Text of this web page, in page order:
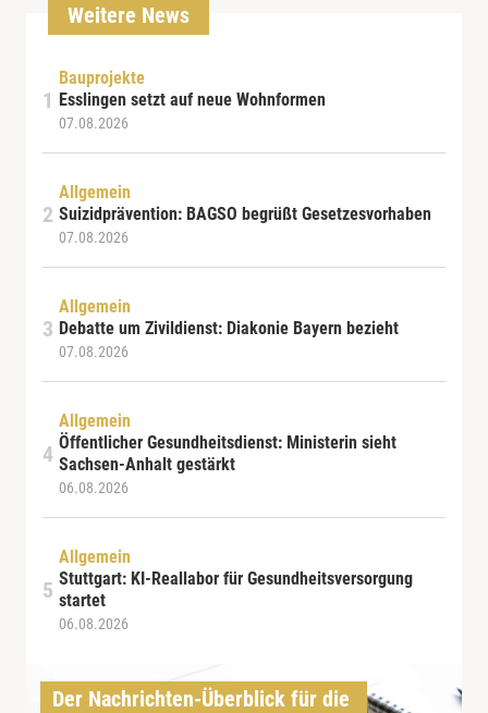
Weitere News
Bauprojekte
Esslingen setzt auf neue Wohnformen
07.08.2026
Allgemein
Suizidprävention: BAGSO begrüßt Gesetzesvorhaben
07.08.2026
Allgemein
Debatte um Zivildienst: Diakonie Bayern bezieht
07.08.2026
Allgemein
Öffentlicher Gesundheitsdienst: Ministerin sieht
Sachsen-Anhalt gestärkt
06.08.2026
Allgemein
Stuttgart: KI-Reallabor für Gesundheitsversorgung
startet
06.08.2026
Der Nachrichten-Überblick für die